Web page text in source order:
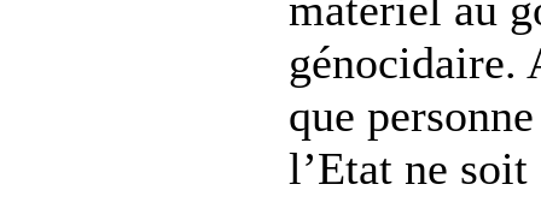
génocidaire.
que
l’Etat ne